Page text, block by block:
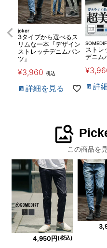
joker
3タイプから選べるス
リムな一本『デザイン
ストレッチデニムパン
ツ』
¥3,960 税込
詳細を見る
ストレ
デニム
¥
詳
image_search
この商品を
4,950円 (税込)